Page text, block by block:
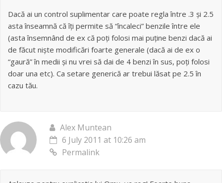
Dacă ai un control suplimentar care poate regla între .3 și 2.5
asta înseamnă că îți permite să “încaleci” benzile între ele
(asta însemnând de ex că poți folosi mai puține benzi dacă ai
de făcut niște modificări foarte generale (dacă ai de ex o
“gaură” în medii și nu vrei să dai de 4 benzi în sus, poți folosi
doar una etc). Ca setare generică ar trebui lăsat pe 2.5 în
cazu tău.
Alex Muntean
6 July 2011 at 10:26 am
Permalink